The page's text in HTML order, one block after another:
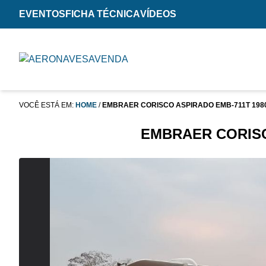
EVENTOS FICHA TÉCNICAVÍDEOS
VOCÊ ESTÁ EM: HOME / EMBRAER CORISCO ASPIRADO EMB-711T
EMBRAER